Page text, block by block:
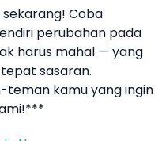
sekarang! Coba
perubahan pada
harus mahal — yang
sasaran.
teman kamu yang ingin